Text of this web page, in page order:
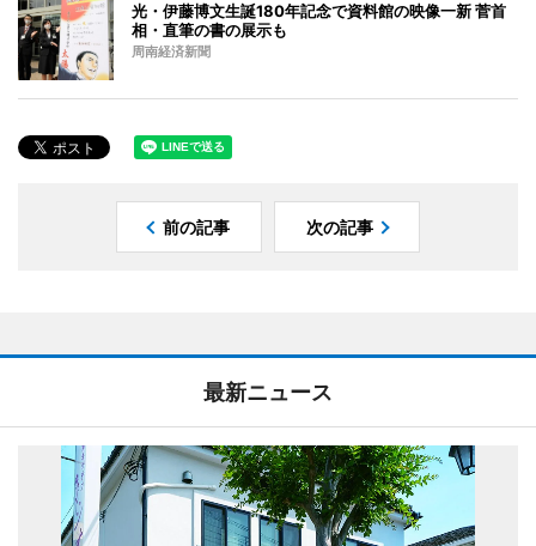
光・伊藤博文生誕180年記念で資料館の映像一新 菅首
相・直筆の書の展示も
周南経済新聞
前の記事 次の記事
最新ニュース